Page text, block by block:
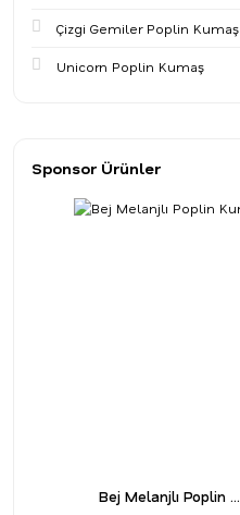
Çizgi Gemiler Poplin Kumaş
Unicorn Poplin Kumaş
Sponsor Ürünler
Bej Melanjlı Poplin ...